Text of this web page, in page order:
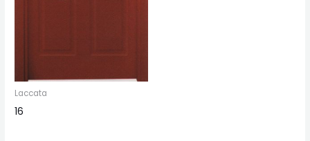
Laccata
16